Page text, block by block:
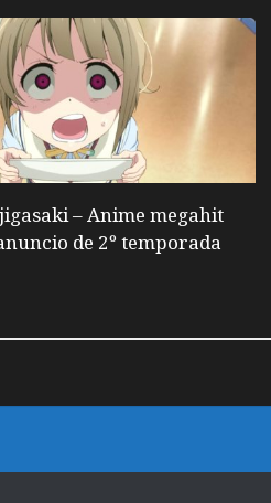
– Anime megahit
de 2º temporada